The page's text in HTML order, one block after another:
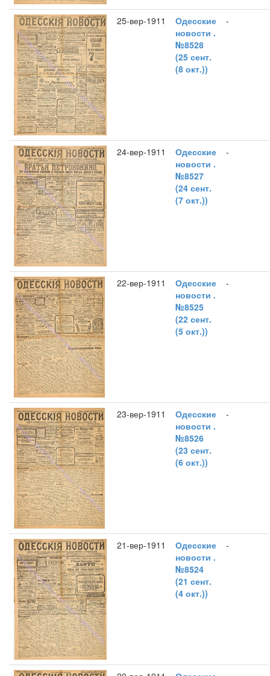
25-вер-1911
Одесские
новости .
№8528
(25 сент.
(8 окт.))
-
24-вер-1911
Одесские
новости .
№8527
(24 сент.
(7 окт.))
-
22-вер-1911
Одесские
новости .
№8525
(22 сент.
(5 окт.))
-
23-вер-1911
Одесские
новости .
№8526
(23 сент.
(6 окт.))
-
21-вер-1911
Одесские
новости .
№8524
(21 сент.
(4 окт.))
-